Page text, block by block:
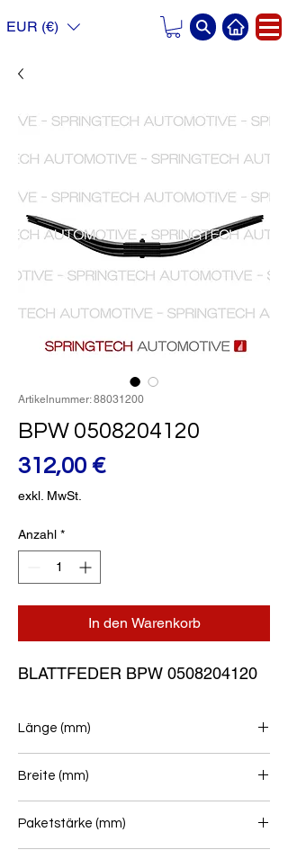
EUR (€)
Artikelnummer: 88031200
BPW 0508204120
312,00 €Preis
exkl. MwSt.
Anzahl *
In den Warenkorb
BLATTFEDER BPW 0508204120
Länge (mm)
Breite (mm)
Paketstärke (mm)